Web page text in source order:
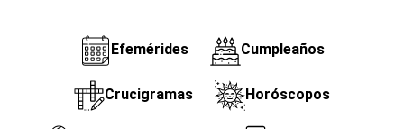
Efemérides Cumpleaños
Crucigramas Horóscopos